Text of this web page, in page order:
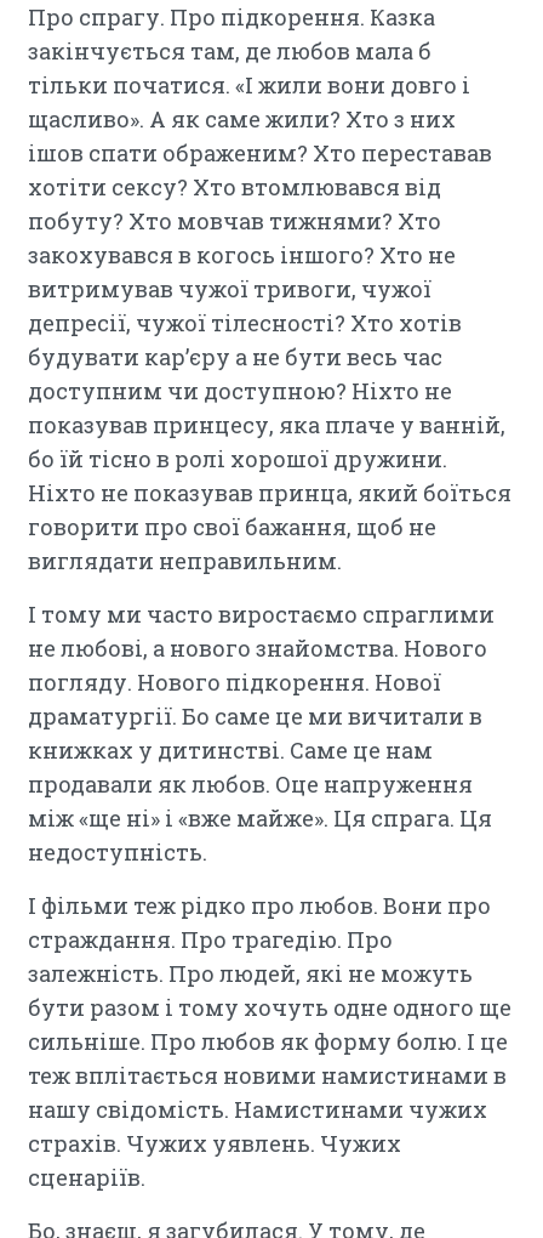
Про спрагу. Про підкорення. Казка
закінчується там, де любов мала б
тільки початися. «І жили вони довго і
щасливо». А як саме жили? Хто з них
ішов спати ображеним? Хто переставав
хотіти сексу? Хто втомлювався від
побуту? Хто мовчав тижнями? Хто
закохувався в когось іншого? Хто не
витримував чужої тривоги, чужої
депресії, чужої тілесності? Хто хотів
будувати кар’єру а не бути весь час
доступним чи доступною? Ніхто не
показував принцесу, яка плаче у ванній,
бо їй тісно в ролі хорошої дружини.
Ніхто не показував принца, який боїться
говорити про свої бажання, щоб не
виглядати неправильним.
І тому ми часто виростаємо спраглими
не любові, а нового знайомства. Нового
погляду. Нового підкорення. Нової
драматургії. Бо саме це ми вичитали в
книжках у дитинстві. Саме це нам
продавали як любов. Оце напруження
між «ще ні» і «вже майже». Ця спрага. Ця
недоступність.
І фільми теж рідко про любов. Вони про
страждання. Про трагедію. Про
залежність. Про людей, які не можуть
бути разом і тому хочуть одне одного ще
сильніше. Про любов як форму болю. І це
теж вплітається новими намистинами в
нашу свідомість. Намистинами чужих
страхів. Чужих уявлень. Чужих
сценаріїв.
Бо, знаєш, я загубилася. У тому, де